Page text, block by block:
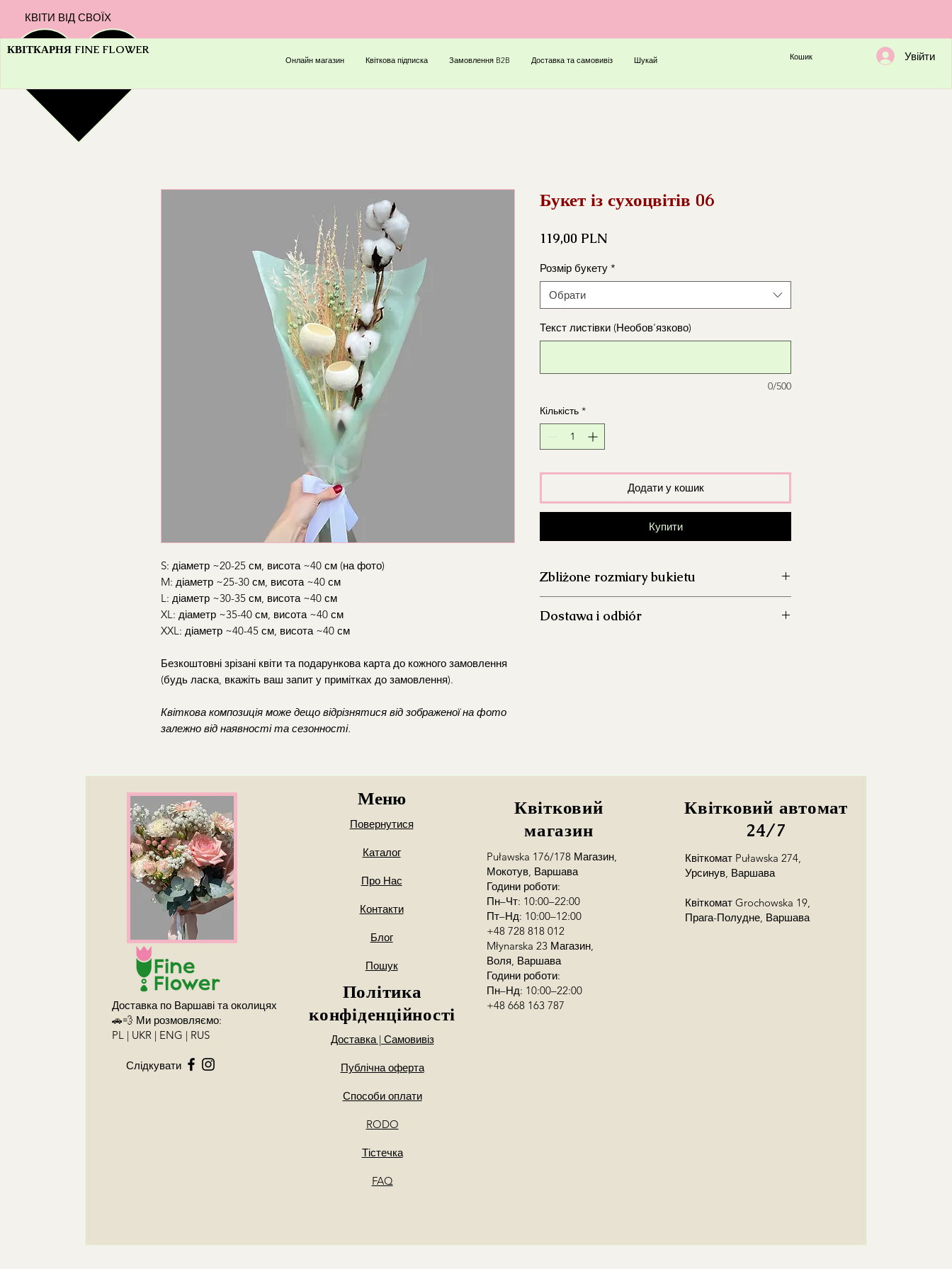
КВІТИ ВІД СВОЇХ
КВІТКАРНЯ FINE FLOWER
Онлайн магазин Квіткова підписка Замовлення B2B Доставка та самовивіз Шукай Кошик Увійти
S: діаметр ~20-25 см, висота ~40 см (на фото)
M: діаметр ~25-30 см, висота ~40 см
L: діаметр ~30-35 см, висота ~40 см
XL: діаметр ~35-40 см, висота ~40 см
XXL: діаметр ~40-45 см, висота ~40 см
Безкоштовні зрізані квіти та подарункова карта до кожного замовлення
(будь ласка, вкажіть ваш запит у примітках до замовлення).
Квіткова композиція може дещо відрізнятися від зображеної на фото
залежно від наявності та сезонності.
Букет із сухоцвітів 06
119,00 PLNЦіна
Розмір букету *
Обрати
Текст листівки (Необов'язково)
0/500
Кількість *
Додати у кошик
Купити
Zbliżone rozmiary bukietu
M: średnica ~25-30 cm, wysokość ~40 cm
Dostawa i odbiór
Możliwy jest również
odbiór osobisty
Mokotów(Puławska 176/178 pn-czw 10:00-
22:00/pt-ndz 10:00-23:00)
Chcesz zamówić dostawę kwiatów, ale nie znasz
dokładnego adresu odbiorcy?
Podaj numer kontaktowy odbiorcy w zamówieniu, a
my skontaktujemy się z odbiorcą!
Доставка по Варшаві та околицях
🚗💨 Ми розмовляємо:
PL | UKR | ENG | RUS
Слідкувати
Меню
Повернутися
Каталог
Про Нас
Контакти
Блог
Пошук
Політика
конфіденційності
Доставка | Самовивіз
Публічна оферта
Способи оплати
RODO
Тістечка
FAQ
Квітковий
магазин
Puławska 176/178 Магазин,
Мокотув, Варшава
Години роботи:
Пн–Чт: 10:00–22:00
Пт–Нд: 10:00–12:00
+48 728 818 012
Młynarska 23 Магазин,
Воля, Варшава
Години роботи:
Пн–Нд: 10:00–22:00
+48 668 163 787
Квітковий автомат
24/7
Квіткомат Puławska 274,
Урсинув, Варшава
Квіткомат Grochowska 19,
Прага-Полудне, Варшава